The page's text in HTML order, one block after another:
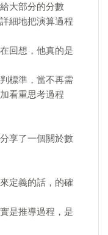
大部分的分數
細地把演算過程
回想，他真的是
標準，當不再需
看重思考過程
享了一個關於數
定義的話，的確
是推導過程，是